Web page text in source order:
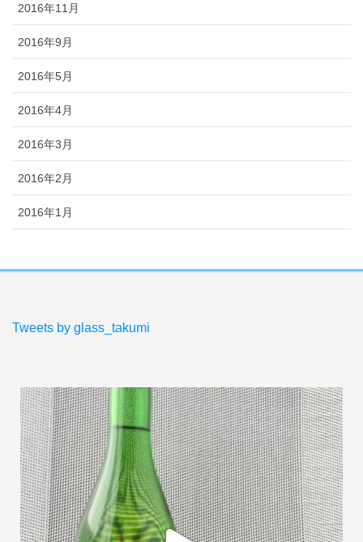
2016年11月
2016年9月
2016年5月
2016年4月
2016年3月
2016年2月
2016年1月
Tweets by glass_takumi